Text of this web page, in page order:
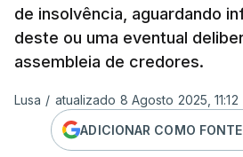
de insolvência, aguardando
deste ou uma eventual
assembleia de credores.
Lusa / atualizado 8 Agosto 2025, 11:12
ADICIONAR COMO